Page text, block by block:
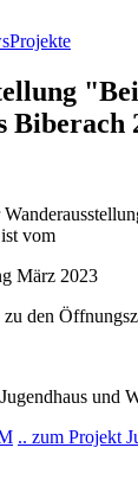
Projekte
vom
März 2023
den
und
.. zum Projekt